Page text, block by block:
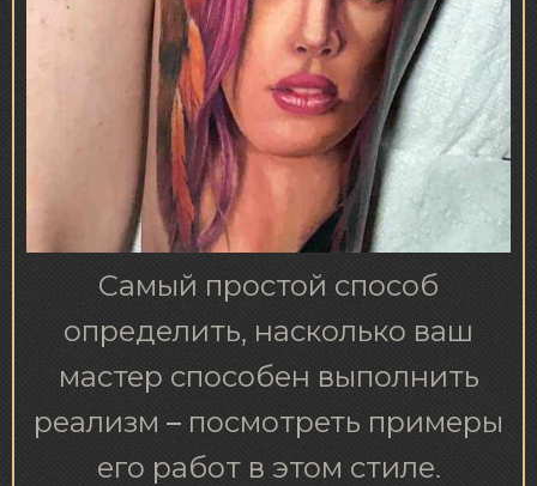
Самый простой способ
определить, насколько ваш
мастер способен выполнить
реализм – посмотреть примеры
его работ в этом стиле.